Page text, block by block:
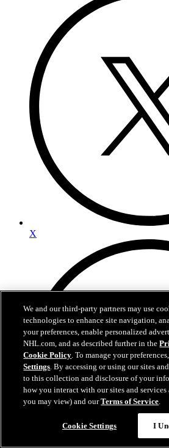
X
We and our third-party partners may use
technologies to enhance site navigation,
your preferences, enable personalized
NHL.com, and as described further in the
Cookie Policy. To manage your
Settings. By accessing or using our sites
to this collection and disclosure of your
how you interact with our sites and
you may view) and ourTerms of Service.
Cookie Settings I